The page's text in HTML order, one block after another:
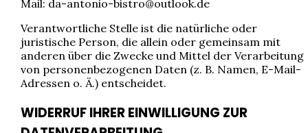
Mail: da-antonio-bistro@outlook.de
Verantwortliche Stelle ist die natürliche oder
juristische Person, die allein oder gemeinsam mit
anderen über die Zwecke und Mittel der Verarbeitung
von personenbezogenen Daten (z. B. Namen, E-Mail-
Adressen o. Ä.) entscheidet.
WIDERRUF IHRER EINWILLIGUNG ZUR